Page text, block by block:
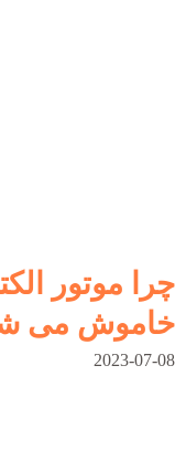
چرا موتور
خاموش می
2023-07-08